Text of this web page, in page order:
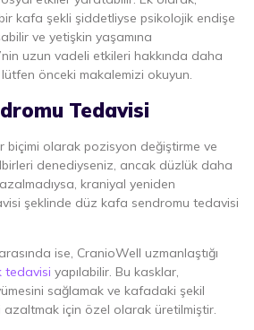
kafa şekli şiddetliyse psikolojik endişe
ve yetişkin yaşamına
uzun vadeli etkileri hakkında daha
önceki makalemizi okuyun.
Tedavisi
biçimi olarak pozisyon değiştirme ve
denediyseniz, ancak düzlük daha
kraniyal yeniden
şeklinde düz kafa sendromu tedavisi
ise, CranioWell uzmanlaştığı
tedavisi yapılabilir. Bu kasklar,
sağlamak ve kafadaki şekil
için özel olarak üretilmiştir.